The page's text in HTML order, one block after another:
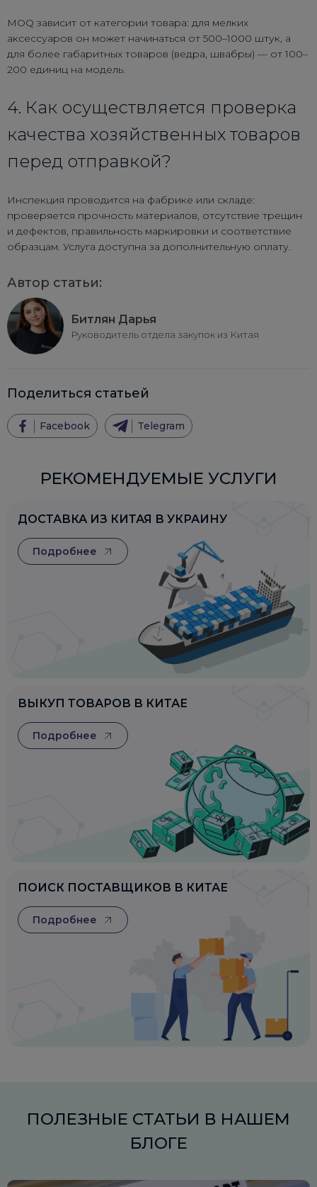
MOQ зависит от категории товара: для мелких
аксессуаров он может начинаться от 500–1000 штук, а
для более габаритных товаров (ведра, швабры) — от 100–
200 единиц на модель.
4. Как осуществляется проверка
качества хозяйственных товаров
перед отправкой?
Инспекция проводится на фабрике или складе:
проверяется прочность материалов, отсутствие трещин
и дефектов, правильность маркировки и соответствие
образцам. Услуга доступна за дополнительную оплату.
Автор статьи:
Битлян Дарья
Руководитель отдела закупок из Китая
Поделиться статьей
Facebook Telegram
РЕКОМЕНДУЕМЫЕ УСЛУГИ
ДОСТАВКА ИЗ КИТАЯ В УКРАИНУ
Подробнее
ВЫКУП ТОВАРОВ В КИТАЕ
Подробнее
ПОИСК ПОСТАВЩИКОВ В КИТАЕ
Подробнее
ПОЛЕЗНЫЕ СТАТЬИ В НАШЕМ
БЛОГЕ